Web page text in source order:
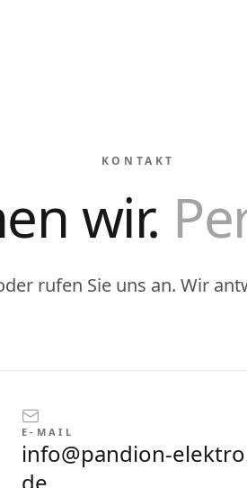
KONTAKT
wir.
rufen Sie uns an. Wir
E-MAIL
info@pandion-